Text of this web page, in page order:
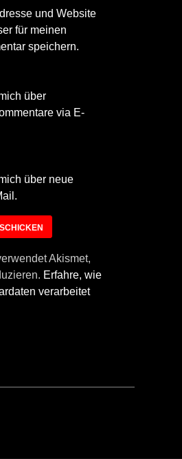
und Website
für meinen
speichern.
über
via E-
über neue
Akismet,
Erfahre, wie
verarbeitet